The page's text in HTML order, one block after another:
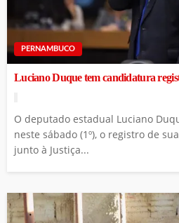
PERNAMBUCO
Luciano Duque tem candidatura
O deputado estadual Luciano
neste sábado (1º), o registro de
junto à Justiça...